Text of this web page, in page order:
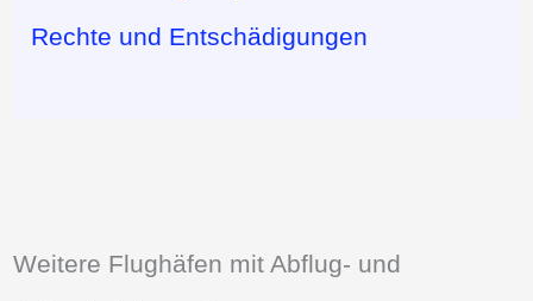
Rechte und Entschädigungen
Weitere Flughäfen mit Abflug- und